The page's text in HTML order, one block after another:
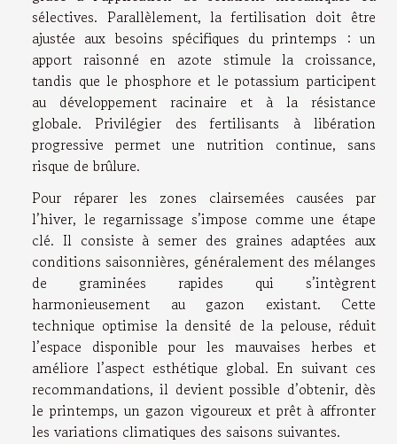
sélectives. Parallèlement, la fertilisation doit être
ajustée aux besoins spécifiques du printemps : un
apport raisonné en azote stimule la croissance,
tandis que le phosphore et le potassium participent
au développement racinaire et à la résistance
globale. Privilégier des fertilisants à libération
progressive permet une nutrition continue, sans
risque de brûlure.
Pour réparer les zones clairsemées causées par
l’hiver, le regarnissage s’impose comme une étape
clé. Il consiste à semer des graines adaptées aux
conditions saisonnières, généralement des mélanges
de graminées rapides qui s’intègrent
harmonieusement au gazon existant. Cette
technique optimise la densité de la pelouse, réduit
l’espace disponible pour les mauvaises herbes et
améliore l’aspect esthétique global. En suivant ces
recommandations, il devient possible d’obtenir, dès
le printemps, un gazon vigoureux et prêt à affronter
les variations climatiques des saisons suivantes.